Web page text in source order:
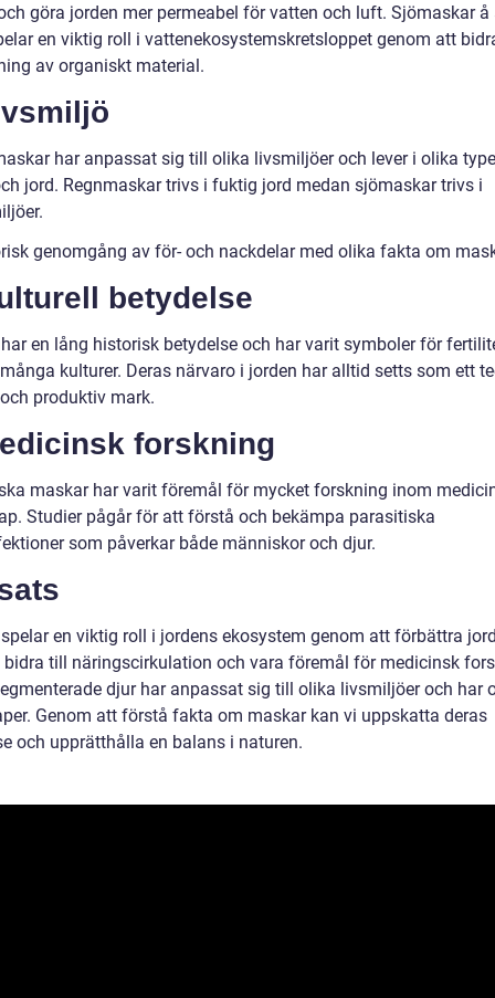
göra jorden mer permeabel för vatten och luft. Sjömaskar å
en viktig roll i vattenekosystemskretsloppet genom att
av organiskt material.
har anpassat sig till olika livsmiljöer och lever i olika
jord. Regnmaskar trivs i fuktig jord medan sjömaskar trivs i
genomgång av för- och nackdelar med olika fakta om
betydelse
en lång historisk betydelse och har varit symboler för
kulturer. Deras närvaro i jorden har alltid setts som ett
produktiv mark.
forskning
maskar har varit föremål för mycket forskning inom
Studier pågår för att förstå och bekämpa parasitiska
som påverkar både människor och djur.
en viktig roll i jordens ekosystem genom att förbättra
bidra till näringscirkulation och vara föremål för medicinsk
djur har anpassat sig till olika livsmiljöer och har
Genom att förstå fakta om maskar kan vi uppskatta deras
och upprätthålla en balans i naturen.